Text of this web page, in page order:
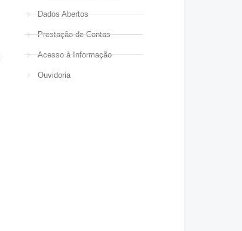
Dados Abertos
Prestação de Contas
Acesso à Informação
Ouvidoria